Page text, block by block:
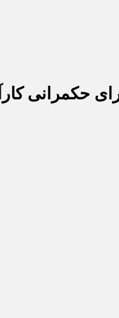
حکمرانی